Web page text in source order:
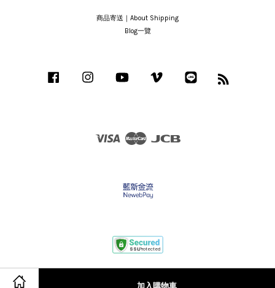
加入購物車
商品寄送｜About Shipping
Blog一覽
Facebook Instagram YouTube
Visa Master